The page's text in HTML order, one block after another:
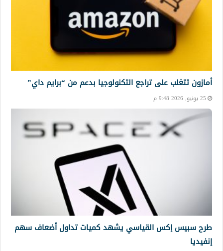
أمازون تتغلب على تراجع التكنولوجيا بدعم من “برايم داي”
25 يونيو, 2026 9:48 م
طرح سبيس إكس القياسي يشهد كميات تداول أضعاف سهم
إنفيديا